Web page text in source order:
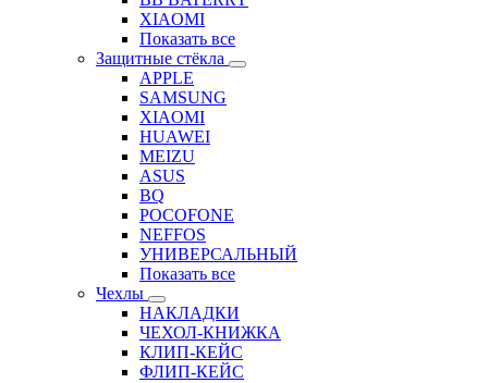
XIAOMI
Показать все
Защитные стёкла
APPLE
SAMSUNG
XIAOMI
HUAWEI
MEIZU
ASUS
BQ
POCOFONE
NEFFOS
УНИВЕРСАЛЬНЫЙ
Показать все
Чехлы
НАКЛАДКИ
ЧЕХОЛ-КНИЖКА
КЛИП-КЕЙС
ФЛИП-КЕЙС